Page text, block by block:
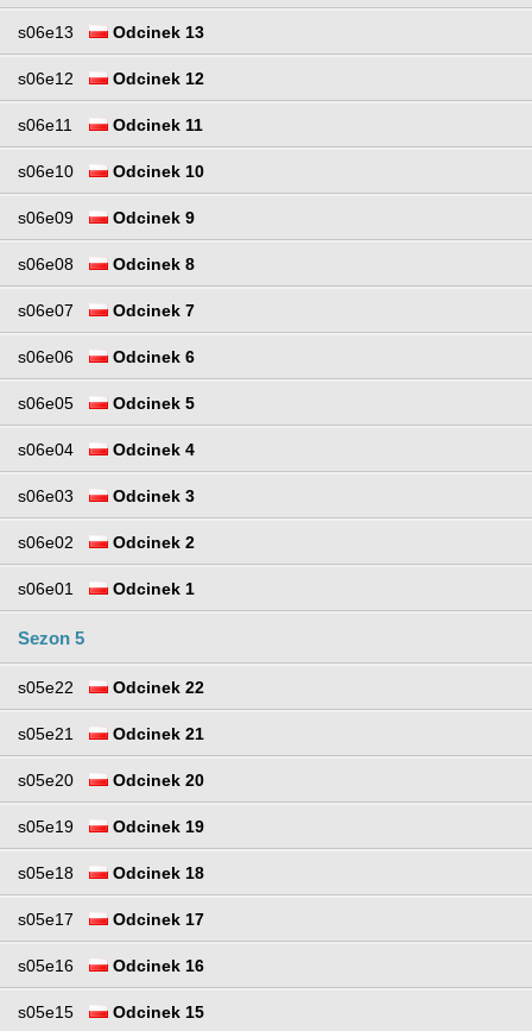
s06e13 Odcinek 13
s06e12 Odcinek 12
s06e11 Odcinek 11
s06e10 Odcinek 10
s06e09 Odcinek 9
s06e08 Odcinek 8
s06e07 Odcinek 7
s06e06 Odcinek 6
s06e05 Odcinek 5
s06e04 Odcinek 4
s06e03 Odcinek 3
s06e02 Odcinek 2
s06e01 Odcinek 1
Sezon 5
s05e22 Odcinek 22
s05e21 Odcinek 21
s05e20 Odcinek 20
s05e19 Odcinek 19
s05e18 Odcinek 18
s05e17 Odcinek 17
s05e16 Odcinek 16
s05e15 Odcinek 15